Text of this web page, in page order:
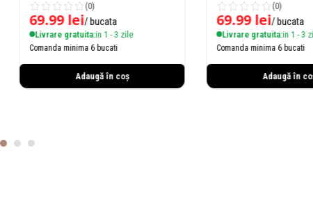
(0)
69.99lei/ bucata
Livrare gratuita:in 1 - 3 zile
Comanda minima 6 bucati
Adaugă în coș
(0)
69.99lei/ bucata
Livrare gratuita:in 1 - 3 zile
Comanda minima 6 bucati
Adaugă în coș